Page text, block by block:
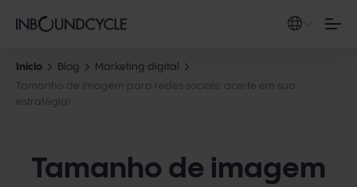
Início Blog
Marketing digital
Tamanho de imagem para redes sociais: acerte em sua
estratégia!
Tamanho de imagem